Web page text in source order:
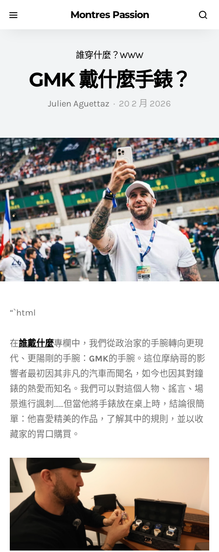
Montres Passion
誰穿什麼？WWW
GMK 戴什麼手錶？
Julien Aguettaz 20 2 月 2026
“`html
在誰戴什麼專欄中，我們從政治家的手腕轉向更現
代、更陽剛的手腕： GMK的手腕。這位摩納哥的影
響者最初因其非凡的汽車而聞名，如今也因其對鐘
錶的熱愛而知名。我們可以對這個人物、謠言、場
景進行諷刺……但當他將手錶放在桌上時，結論很簡
單：他喜愛精美的作品，了解其中的規則，並以收
藏家的胃口購買。